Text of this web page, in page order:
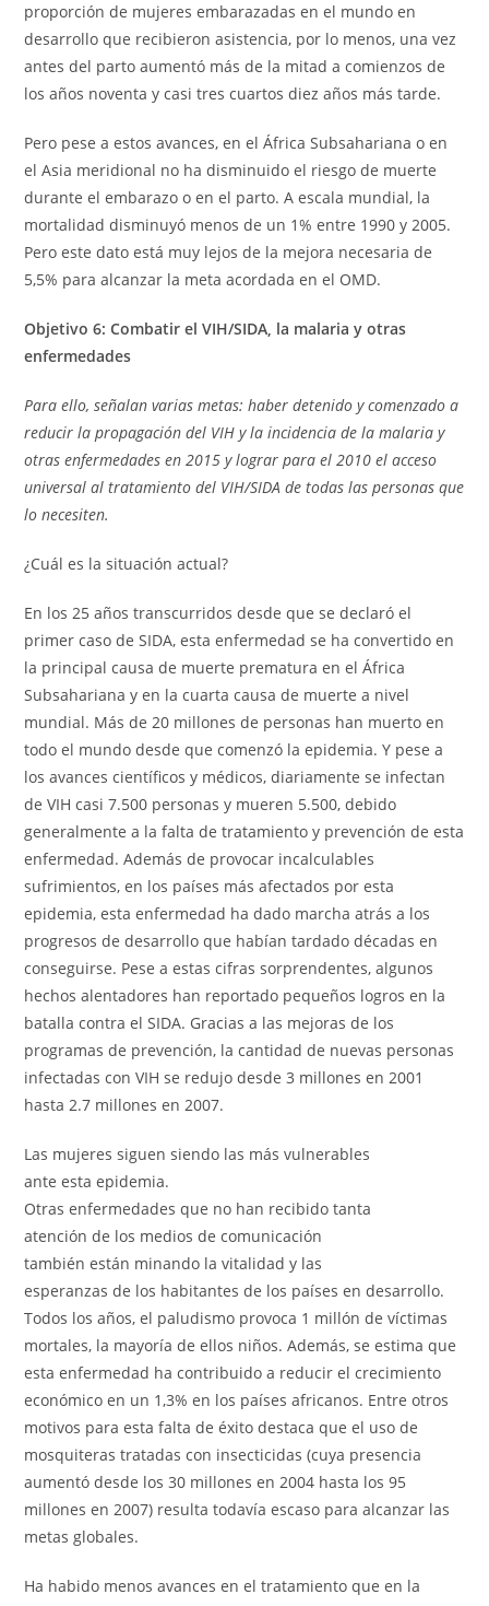
proporción de mujeres embarazadas en el mundo en
desarrollo que recibieron asistencia, por lo menos, una vez
antes del parto aumentó más de la mitad a comienzos de
los años noventa y casi tres cuartos diez años más tarde.
Pero pese a estos avances, en el África Subsahariana o en
el Asia meridional no ha disminuido el riesgo de muerte
durante el embarazo o en el parto. A escala mundial, la
mortalidad disminuyó menos de un 1% entre 1990 y 2005.
Pero este dato está muy lejos de la mejora necesaria de
5,5% para alcanzar la meta acordada en el OMD.
Objetivo 6: Combatir el VIH/SIDA, la malaria y otras
enfermedades
Para ello, señalan varias metas: haber detenido y comenzado a
reducir la propagación del VIH y la incidencia de la malaria y
otras enfermedades en 2015 y lograr para el 2010 el acceso
universal al tratamiento del VIH/SIDA de todas las personas que
lo necesiten.
¿Cuál es la situación actual?
En los 25 años transcurridos desde que se declaró el
primer caso de SIDA, esta enfermedad se ha convertido en
la principal causa de muerte prematura en el África
Subsahariana y en la cuarta causa de muerte a nivel
mundial. Más de 20 millones de personas han muerto en
todo el mundo desde que comenzó la epidemia. Y pese a
los avances científicos y médicos, diariamente se infectan
de VIH casi 7.500 personas y mueren 5.500, debido
generalmente a la falta de tratamiento y prevención de esta
enfermedad. Además de provocar incalculables
sufrimientos, en los países más afectados por esta
epidemia, esta enfermedad ha dado marcha atrás a los
progresos de desarrollo que habían tardado décadas en
conseguirse. Pese a estas cifras sorprendentes, algunos
hechos alentadores han reportado pequeños logros en la
batalla contra el SIDA. Gracias a las mejoras de los
programas de prevención, la cantidad de nuevas personas
infectadas con VIH se redujo desde 3 millones en 2001
hasta 2.7 millones en 2007.
Las mujeres siguen siendo las más vulnerables
ante esta epidemia.
Otras enfermedades que no han recibido tanta
atención de los medios de comunicación
también están minando la vitalidad y las
esperanzas de los habitantes de los países en desarrollo.
Todos los años, el paludismo provoca 1 millón de víctimas
mortales, la mayoría de ellos niños. Además, se estima que
esta enfermedad ha contribuido a reducir el crecimiento
económico en un 1,3% en los países africanos. Entre otros
motivos para esta falta de éxito destaca que el uso de
mosquiteras tratadas con insecticidas (cuya presencia
aumentó desde los 30 millones en 2004 hasta los 95
millones en 2007) resulta todavía escaso para alcanzar las
metas globales.
Ha habido menos avances en el tratamiento que en la